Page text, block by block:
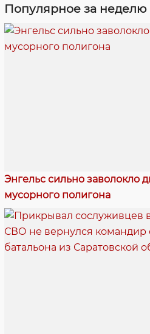
Популярное за неделю
Энгельс сильно заволокло
мусорного полигона